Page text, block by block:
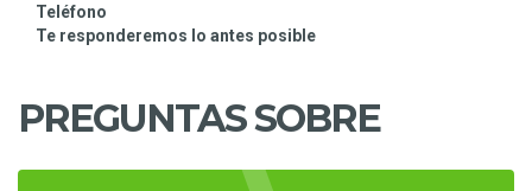
Teléfono
Te responderemos lo antes posible
PREGUNTAS SOBRE